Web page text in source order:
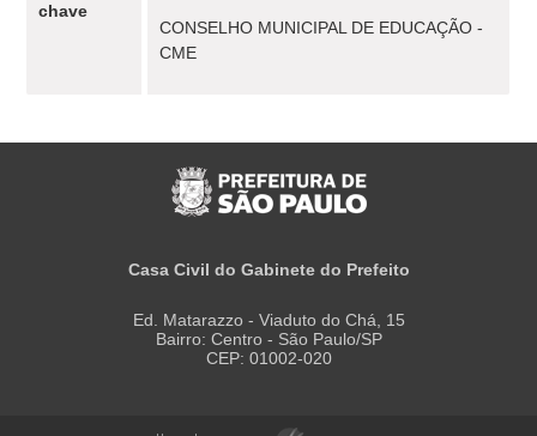
chave
CONSELHO MUNICIPAL DE EDUCAÇÃO -
CME
Casa Civil do Gabinete do Prefeito
Ed. Matarazzo - Viaduto do Chá, 15
Bairro: Centro - São Paulo/SP
CEP: 01002-020